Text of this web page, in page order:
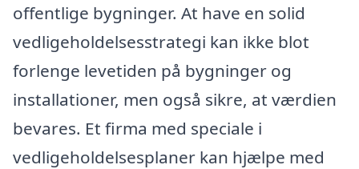
offentlige bygninger. At have en solid
vedligeholdelsesstrategi kan ikke blot
forlenge levetiden på bygninger og
installationer, men også sikre, at værdien
bevares. Et firma med speciale i
vedligeholdelsesplaner kan hjælpe med